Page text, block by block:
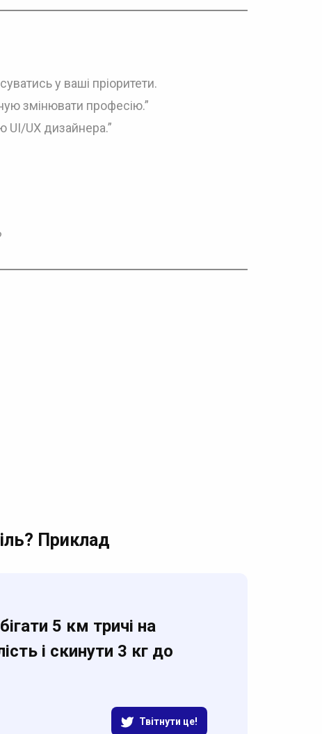
у ваші пріоритети.
змінювати професію.”
UI/UX дизайнера.”
Приклад
5 км тричі на
і скинути 3 кг до
Твітнути це!